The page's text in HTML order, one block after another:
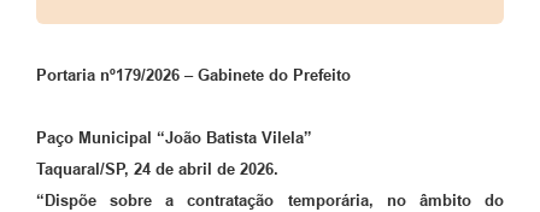
Portaria nº179/2026 – Gabinete do Prefeito
Paço Municipal “João Batista Vilela”
Taquaral/SP, 24 de abril de 2026.
“Dispõe sobre a contratação temporária, no âmbito do